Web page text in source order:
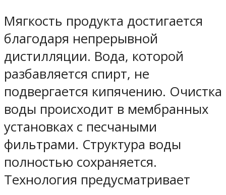
Мягкость продукта достигается
благодаря непрерывной
дистилляции. Вода, которой
разбавляется спирт, не
подвергается кипячению. Очистка
воды происходит в мембранных
установках с песчаными
фильтрами. Структура воды
полностью сохраняется.
Технология предусматривает